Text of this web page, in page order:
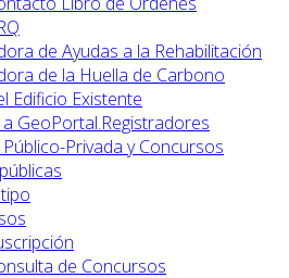
de Ayudas a la Rehabilitación
de la Huella de Carbono
Edificio Existente
GeoPortal.Registradores
Privada y Concursos
de Concursos